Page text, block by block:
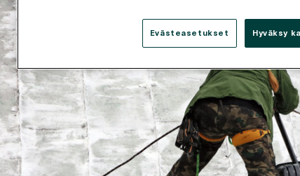
Evästeasetukset Hyväksy